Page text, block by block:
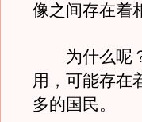
像之间存在着
为什么呢？
用，可能存在
多的国民。